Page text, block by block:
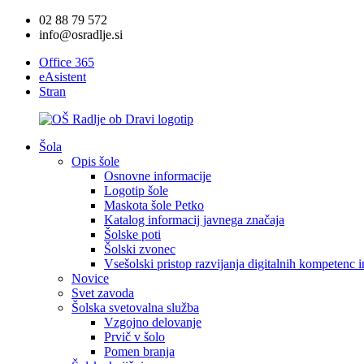
02 88 79 572
info@osradlje.si
Office 365
eAsistent
Stran
Šola
Opis šole
Osnovne informacije
Logotip šole
Maskota šole Petko
Katalog informacij javnega značaja
Šolske poti
Šolski zvonec
Vsešolski pristop razvijanja digitalnih kompetenc
Novice
Svet zavoda
Šolska svetovalna služba
Vzgojno delovanje
Prvič v šolo
Pomen branja